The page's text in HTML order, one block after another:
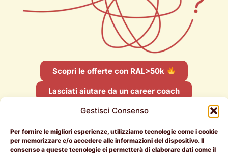
Gestisci Consenso
Per fornire le migliori esperienze, utilizziamo tecnologie come i cookie
per memorizzare e/o accedere alle informazioni del dispositivo. Il
consenso a queste tecnologie ci permetterà di elaborare dati come il
Scopri le offerte con RAL>50k
Lasciati aiutare da un career coach